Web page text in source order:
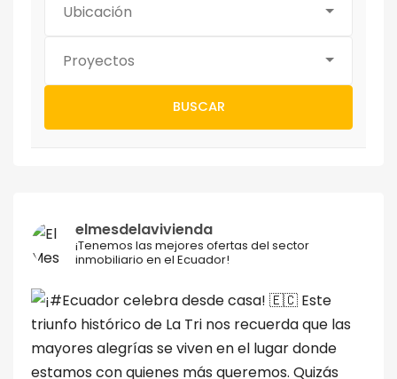
Ubicación
Proyectos
BUSCAR
elmesdelavivienda
¡Tenemos las mejores ofertas del sector
inmobiliario en el Ecuador!